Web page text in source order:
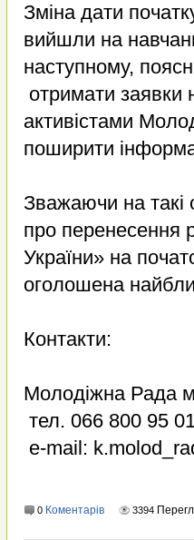
Зміна дати
вийшли на
наступному,
отримати заявки
активістами
поширити
Зважаючи на
про перенесення
України» на
оголошена
Контакти:
Молодіжна Рада
тел. 066 800 95
e-mail:
0 Коментарів 3394